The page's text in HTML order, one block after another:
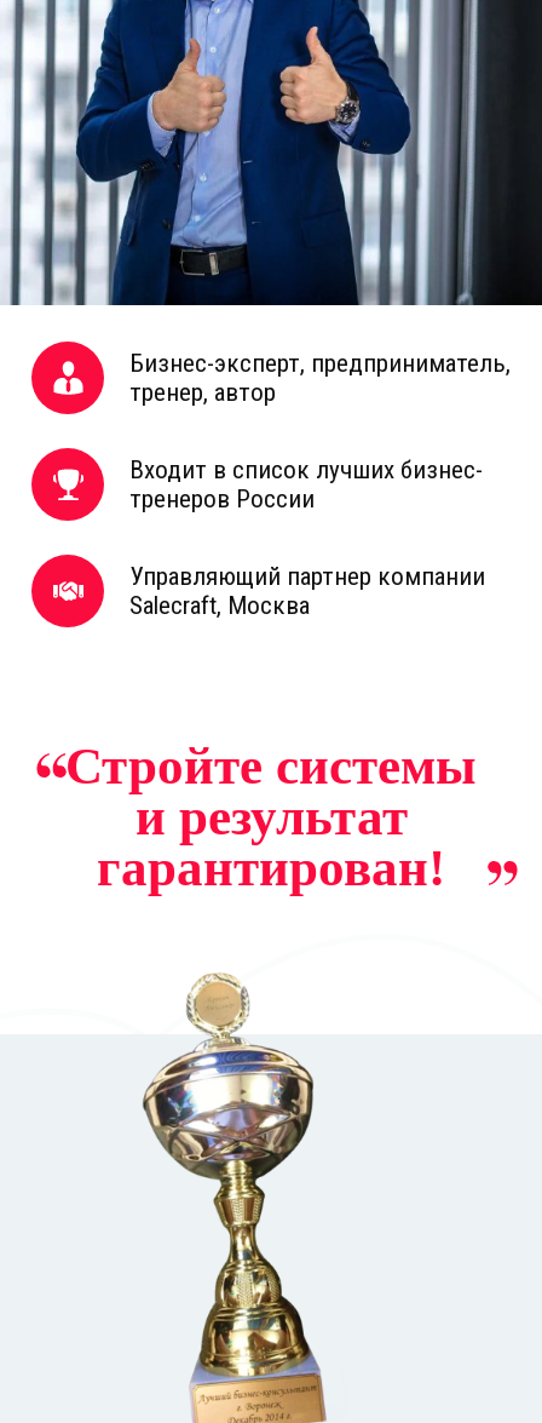
Бизнес-эксперт, предприниматель,
тренер, автор
Входит в список лучших бизнес-
тренеров России
Управляющий партнер компании
Salecraft, Москва
Стройте системы
и результат
гарантирован!